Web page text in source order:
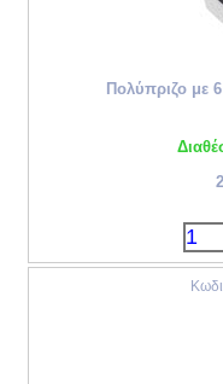
Πολύπριζο με